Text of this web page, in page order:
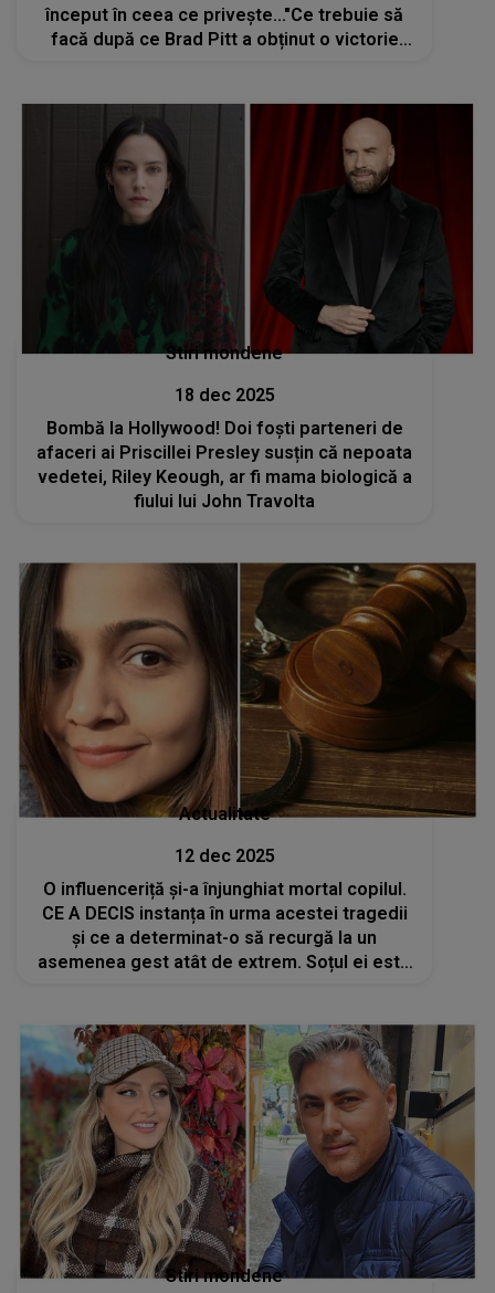
început în ceea ce privește..."Ce trebuie să
facă după ce Brad Pitt a obținut o victorie
Stiri mondene
18 dec 2025
Bombă la Hollywood! Doi foști parteneri de
afaceri ai Priscillei Presley susțin că nepoata
vedetei, Riley Keough, ar fi mama biologică a
fiului lui John Travolta
Actualitate
12 dec 2025
O influenceriță și-a înjunghiat mortal copilul.
CE A DECIS instanța în urma acestei tragedii
și ce a determinat-o să recurgă la un
asemenea gest atât de extrem. Soțul ei este
Stiri mondene